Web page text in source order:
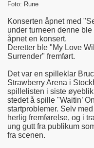
Foto: Rune
Konserten åpnet med
under turneen denne
åpnet en konsert.
Deretter ble "My Love
Surrender" fremført.
Det var en spilleklar
Strawberry Arena i
spillelisten i siste
stedet å spille "Waitin’
startproblemer. Selv
herlig fremførelse, og i
ung gutt fra publikum
fra scenen.